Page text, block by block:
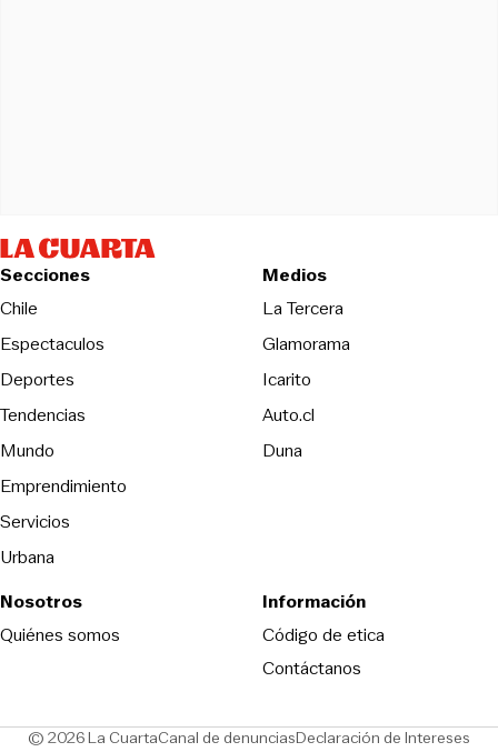
Secciones
Chile
Espectaculos
Deportes
Tendencias
Mundo
Emprendimiento
Servicios
Urbana
Medios
La TerceraOpens in new
Glamorama
Icarito
Auto.cl
DunaOpens in new window
Nosotros
Quiénes somos
Información
Código de eticaOpens in new
Contáctanos
© 2026 La CuartaCanal de denunciasOpens in new window
Declaración de Intereses